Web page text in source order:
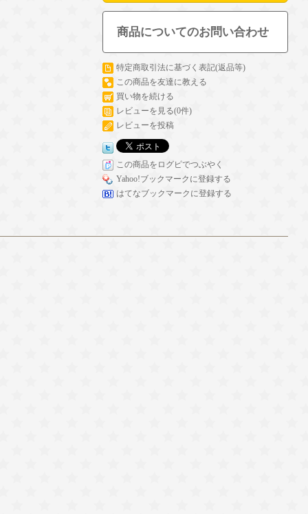
商品についてのお問い合わせ
特定商取引法に基づく表記(返品等)
この商品を友達に教える
買い物を続ける
レビューを見る(0件)
レビューを投稿
この商品をログピでつぶやく
Yahoo!ブックマークに登録する
はてなブックマークに登録する